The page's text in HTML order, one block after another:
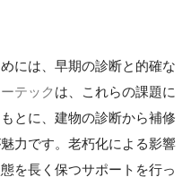
には、早期の診断と的確な
テック は、これらの課題に
とに、建物の診断から補修
力です。老朽化による影響
を長く保つサポートを行っ